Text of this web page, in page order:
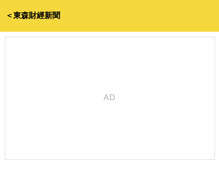
＜東森財經新聞